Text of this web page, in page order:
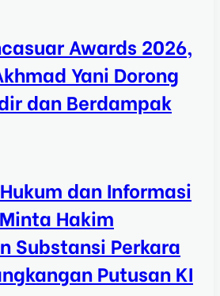
Awards 2026,
Yani Dorong
dan Berdampak
dan Informasi
Hakim
Substansi Perkara
Putusan KI